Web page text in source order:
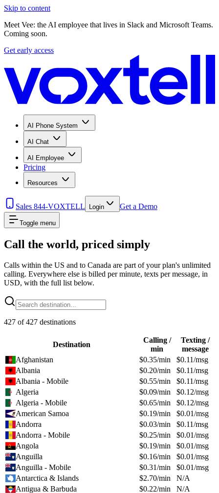
Skip to content
Meet Vee: the AI employee that lives in Slack and Microsoft Teams.
Coming soon.
Get early access
AI Phone System
AI Chat
AI Employee
Pricing
Resources
Sales 844-VOXTELL Login Get a Demo
Toggle menu
Call the world, priced simply
Calls within the US and to Canada are part of your plan's unlimited
calling. Everywhere else is billed per minute, texts per message, in
USD, with the full list below.
427 of427 destinations
Destination
Calling /
min
Texting /
message
Afghanistan
$0.35/min $0.11/msg
Albania
$0.20/min $0.11/msg
Albania - Mobile
$0.55/min $0.11/msg
Algeria
$0.09/min $0.12/msg
Algeria - Mobile
$0.65/min $0.12/msg
American Samoa
$0.19/min $0.01/msg
Andorra
$0.03/min $0.11/msg
Andorra - Mobile
$0.25/min $0.01/msg
Angola
$0.19/min $0.01/msg
Anguilla
$0.16/min $0.01/msg
Anguilla - Mobile
$0.31/min $0.01/msg
Antarctica & Islands
$2.70/min
N/A
Antigua & Barbuda
$0.22/min
N/A